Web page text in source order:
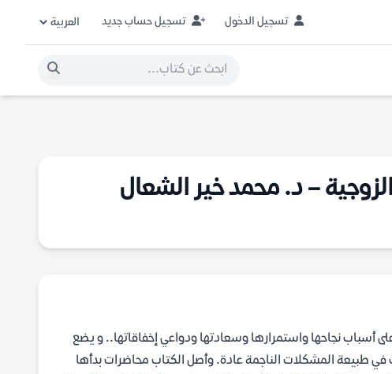
تسجيل الدخول تسجيل حساب جديد
– د. محمد خير الشعال
أسباب نجاحها واستمرارها وسعادتها ودواعي إخفاقاتها.. و يضع
في طبيعة المشكلات الناجمة عادة. وأصل الكتاب محاضرات بدأها